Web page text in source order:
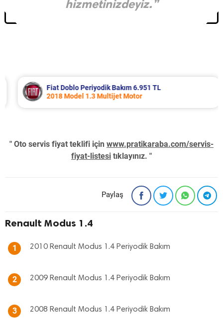
hizmetinizdeyiz.”
Fiat Doblo Periyodik Bakım 6.951 TL
2018 Model 1.3 Multijet Motor
" Oto servis fiyat teklifi için www.pratikaraba.com/servis-
fiyat-listesi tıklayınız. "
Paylaş
Renault Modus 1.4
1 2010 Renault Modus 1.4 Periyodik Bakım
2 2009 Renault Modus 1.4 Periyodik Bakım
3 2008 Renault Modus 1.4 Periyodik Bakım